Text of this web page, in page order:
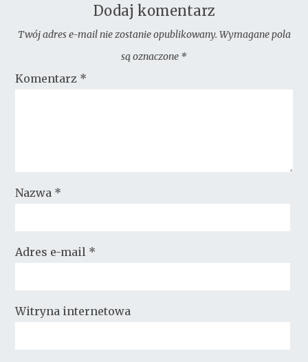
Dodaj komentarz
Twój adres e-mail nie zostanie opublikowany. Wymagane pola
są oznaczone *
Komentarz *
Nazwa *
Adres e-mail *
Witryna internetowa